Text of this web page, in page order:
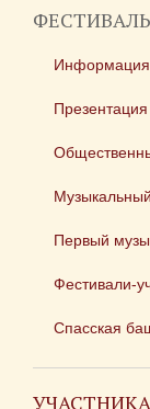
ФЕСТИВАЛЬ
Презентация
Первый
Фестивали-
Спасская